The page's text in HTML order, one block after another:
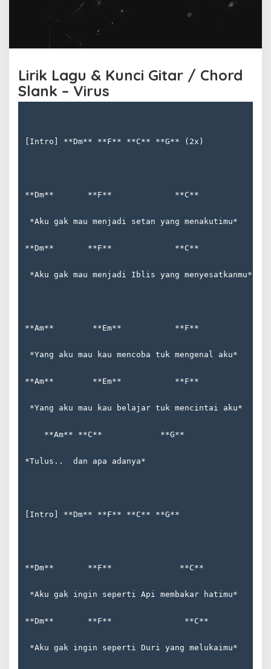
Lirik Lagu & Kunci Gitar / Chord
Slank – Virus
[Intro] **Dm** **F** **C** **G** (2x)
**Dm**       **F**             **C**
*Aku gak mau menjadi setan yang menakutimu*
**Dm**       **F**             **C**
*Aku gak mau menjadi Iblis yang menyesatkanmu*
**Am**        **Em**           **F**
*Yang aku mau kau mencoba tuk mengenal aku*
**Am**        **Em**           **F**
*Yang aku mau kau belajar tuk mencintai aku*
    **Am** **C**            **G**
*Tulus..  dan apa adanya*
[Intro] **Dm** **F** **C** **G**
**Dm**       **F**              **C**
*Aku gak ingin seperti Api membakar hatimu*
**Dm**       **F**               **C**
*Aku gak ingin seperti Duri yang melukaimu*